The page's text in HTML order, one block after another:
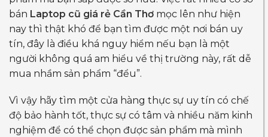
bán Laptop cũ giá rẻ Cần Thơ mọc lên như hiện
nay thì thật khó để bạn tìm được một nơi bán uy
tín, đây là điều khá nguy hiểm nếu bạn là một
người không quá am hiểu về thị trường này, rất dễ
mua nhầm sản phẩm “đểu”.
Vì vậy hãy tìm một cửa hàng thực sự uy tín có chế
độ bảo hành tốt, thực sự có tâm và nhiều năm kinh
nghiệm để có thể chọn được sản phẩm mà mình